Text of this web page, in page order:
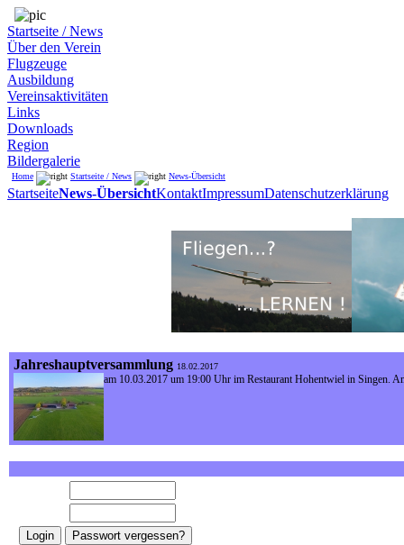
Startseite / News
Über den Verein
Flugzeuge
Ausbildung
Vereinsaktivitäten
Links
Downloads
Region
Bildergalerie
Home Startseite / News News-Übersicht
StartseiteNews-ÜbersichtKontaktImpressumDatenschutzerklärung
Jahreshauptversammlung 18.02.2017
am 10.03.2017 um 19:00 Uhr im Restaurant Hohentwiel in Singen.